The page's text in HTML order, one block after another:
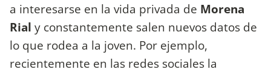
a interesarse en la vida privada de Morena
Rial y constantemente salen nuevos datos de
lo que rodea a la joven. Por ejemplo,
recientemente en las redes sociales la